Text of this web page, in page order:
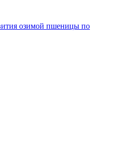
озимой пшеницы по